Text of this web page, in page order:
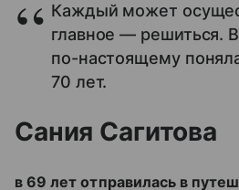
Каждый может
главное — решиться.
по-настоящему
70 лет.
Сания Сагитова
в 69 лет отправилась в